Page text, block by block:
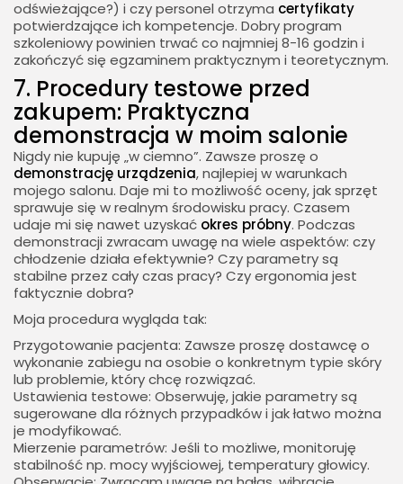
odświeżające?) i czy personel otrzyma certyfikaty
potwierdzające ich kompetencje. Dobry program
szkoleniowy powinien trwać co najmniej 8-16 godzin i
zakończyć się egzaminem praktycznym i teoretycznym.
7. Procedury testowe przed
zakupem: Praktyczna
demonstracja w moim salonie
Nigdy nie kupuję „w ciemno”. Zawsze proszę o
demonstrację urządzenia, najlepiej w warunkach
mojego salonu. Daje mi to możliwość oceny, jak sprzęt
sprawuje się w realnym środowisku pracy. Czasem
udaje mi się nawet uzyskać okres próbny. Podczas
demonstracji zwracam uwagę na wiele aspektów: czy
chłodzenie działa efektywnie? Czy parametry są
stabilne przez cały czas pracy? Czy ergonomia jest
faktycznie dobra?
Moja procedura wygląda tak:
Przygotowanie pacjenta: Zawsze proszę dostawcę o
wykonanie zabiegu na osobie o konkretnym typie skóry
lub problemie, który chcę rozwiązać.
Ustawienia testowe: Obserwuję, jakie parametry są
sugerowane dla różnych przypadków i jak łatwo można
je modyfikować.
Mierzenie parametrów: Jeśli to możliwe, monitoruję
stabilność np. mocy wyjściowej, temperatury głowicy.